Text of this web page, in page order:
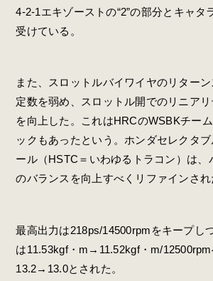
4-2-1エキゾーストの“2”の部分とキャタ
受けている。
また、スロットルバイワイヤのリター
定数を弱め、スロットル開でのリニア
を向上した。これはHRCのWSBKチー
ックもあったという。ホンダセレクタ
ール（HSTC＝いわゆるトラコン）は、
のバランスを向上すべくリファインされ
最高出力は218ps/14500rpmをキープし
は11.53kgf・m→11.52kgf・m/
13.2→13.0とされた。